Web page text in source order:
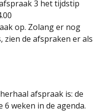
3 het tijdstip
op. Zolang er nog
zien de afspraken er als
afspraak is: de
weken in de agenda.